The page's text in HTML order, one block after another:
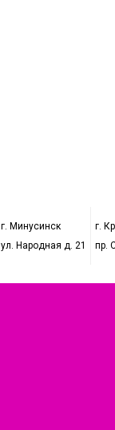
г. Минусинск
ул. Народная д. 21
г.
пр.